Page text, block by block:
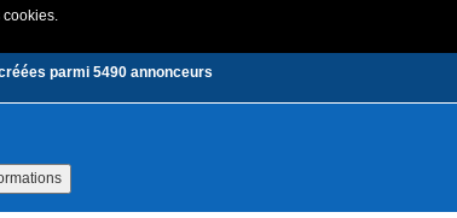
cookies.
Créer un compte
parmi 5490 annonceurs